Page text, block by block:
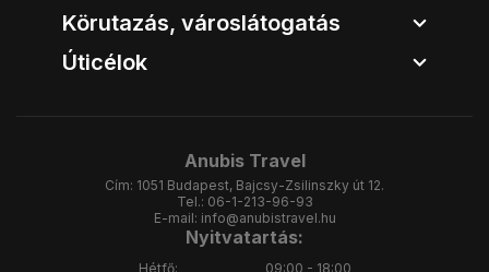
Körutazás, városlátogatás
Úticélok
Anubis Travel
Cím: 1051 Budapest, Bajcsy-Zsilinszky út 12.
Tel.: 06-1-213-96-93
E-mail: info@anubistravel.hu
Nyitvatartás:
Hétfő: 09:00 - 18:00